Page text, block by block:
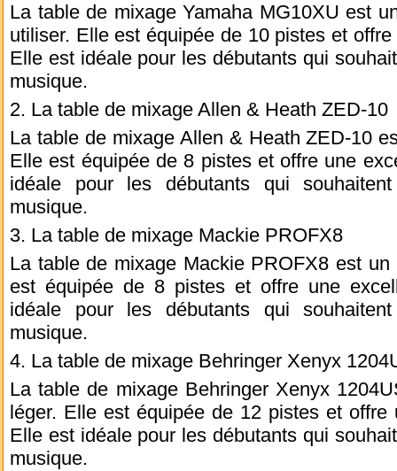
La table de mixage Yamaha MG10XU est
utiliser. Elle est équipée de 10 pistes et
Elle est idéale pour les débutants qui
musique.
2. La table de mixage Allen & Heath ZED-10
La table de mixage Allen & Heath ZED-10
Elle est équipée de 8 pistes et offre une
idéale pour les débutants qui
musique.
3. La table de mixage Mackie PROFX8
La table de mixage Mackie PROFX8 est
est équipée de 8 pistes et offre une
idéale pour les débutants qui
musique.
4. La table de mixage Behringer Xenyx
La table de mixage Behringer Xenyx
léger. Elle est équipée de 12 pistes et
Elle est idéale pour les débutants qui
musique.